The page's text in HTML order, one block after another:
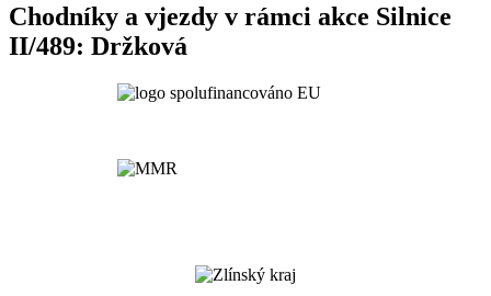
Chodníky a vjezdy v rámci akce Silnice
II/489: Držková